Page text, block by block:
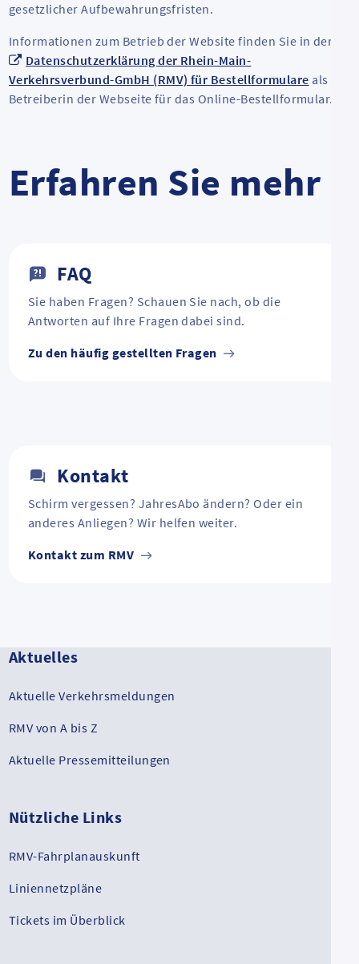
gesetzlicher Aufbewahrungsfristen.
Informationen zum Betrieb der Website finden Sie in der
Datenschutzerklärung der Rhein-Main-
Verkehrsverbund-GmbH (RMV) für Bestellformulare als
Betreiberin der Webseite für das Online-Bestellformular.
Erfahren Sie mehr
FAQ
Sie haben Fragen? Schauen Sie nach, ob die
Antworten auf Ihre Fragen dabei sind.
Zu den häufig gestellten Fragen
Kontakt
Schirm vergessen? JahresAbo ändern? Oder ein
anderes Anliegen? Wir helfen weiter.
Kontakt zum RMV
Aktuelles
Aktuelle Verkehrsmeldungen
RMV von A bis Z
Aktuelle Pressemitteilungen
Nützliche Links
RMV-Fahrplanauskunft
Liniennetzpläne
Tickets im Überblick